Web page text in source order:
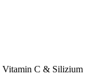
C & Silizium